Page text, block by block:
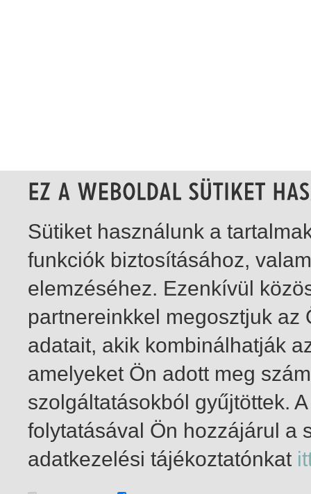
1-5 / total 5 hit
Sütiket használunk a
funkciók biztosításához,
elemzéséhez. Ezenkívül
partnereinkkel megosztjuk
adatait, akik kombinálhatják
amelyeket Ön adott meg
szolgáltatásokból gyűjtöttek.
folytatásával Ön hozzájárul a
adatkezelési tájékoztatónkat